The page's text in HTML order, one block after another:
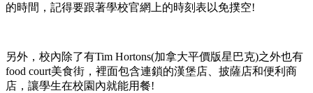
的時間，記得要跟著學校官網上的時刻表以免撲空!
另外，校內除了有Tim Hortons(加拿大平價版星巴克)之外也有
food court美食街，裡面包含連鎖的漢堡店、披薩店和便利商
店，讓學生在校園內就能用餐!